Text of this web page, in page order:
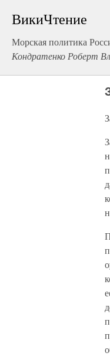
ВикиЧтение
Морская политика
Кондратенко Роберт